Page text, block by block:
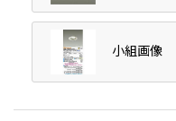
小組画像